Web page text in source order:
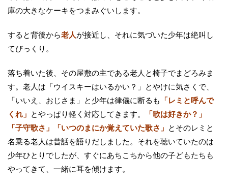
庫の大きなケーキをつまみぐいします。
すると背後から老人が接近し、それに気づいた少年は絶叫し
てびっくり。
落ち着いた後、その屋敷の主である老人と椅子でまどろみま
す。老人は「ウイスキーはいるかい？」とやけに気さくで、
「いいえ、おじさま」と少年は律儀に断るも
「レミと呼んで
くれ」 とやっぱり軽く対応してきます。
「歌は好きか？」
「子守歌さ」「いつのまにか覚えていた歌さ」 とそのレミと
名乗る老人は昔話を語りだしました。それを聴いていたのは
少年ひとりでしたが、すぐにあちこちから他の子どもたちも
やってきて、一緒に耳を傾けます。